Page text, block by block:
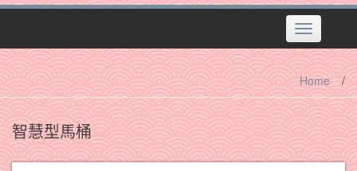
Toggle
navigation
Home /
智慧型馬桶